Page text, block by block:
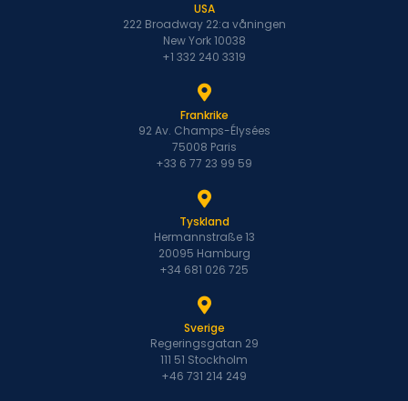
USA
222 Broadway 22:a våningen
New York 10038
+1 332 240 3319
Frankrike
92 Av. Champs-Élysées
75008 Paris
+33 6 77 23 99 59
Tyskland
Hermannstraße 13
20095 Hamburg
+34 681 026 725
Sverige
Regeringsgatan 29
111 51 Stockholm
+46 731 214 249